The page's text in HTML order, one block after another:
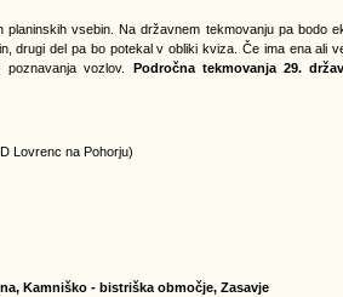
vsebin. Na državnem tekmovanju pa bodo
drugi del pa bo potekal v obliki kviza. Če ima ena ali
vozlov. Področna tekmovanja 29.
Lovrenc na Pohorju)
Kamniško - bistriška območje, Zasavje